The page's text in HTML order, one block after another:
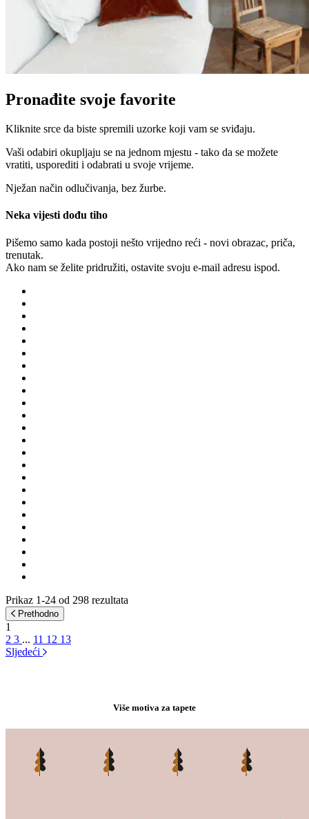
Pronađite svoje favorite
Kliknite srce da biste spremili uzorke koji vam se sviđaju.
Vaši odabiri okupljaju se na jednom mjestu - tako da se možete
vratiti, usporediti i odabrati u svoje vrijeme.
Nježan način odlučivanja, bez žurbe.
Neka vijesti dođu tiho
Pišemo samo kada postoji nešto vrijedno reći - novi obrazac, priča,
trenutak.
Ako nam se želite pridružiti, ostavite svoju e-mail adresu ispod.
Prikaz 1-24 od 298 rezultata
Prethodno
1
2 3 ... 11 12 13
Sljedeći
Više motiva za tapete